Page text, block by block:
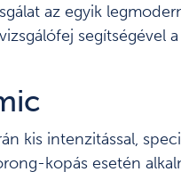
az egyik
segítségével
kis intenzitással,
kopás esetén